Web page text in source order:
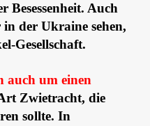
Besessenheit. Auch
der Ukraine sehen,
Gesellschaft.
auch um einen
Zwietracht, die
sollte. In